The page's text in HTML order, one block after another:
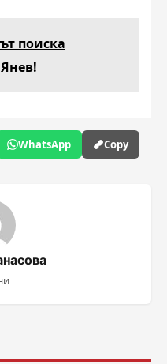
поиска
WhatsApp Copy